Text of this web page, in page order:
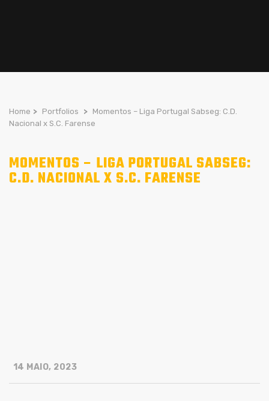
Home > Portfolios > Momentos – Liga Portugal Sabseg: C.D.
Nacional x S.C. Farense
MOMENTOS – LIGA PORTUGAL SABSEG:
C.D. NACIONAL X S.C. FARENSE
14 MAIO, 2023